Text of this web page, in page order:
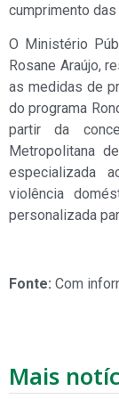
cumprimento das
O Ministério
Rosane Araújo,
as medidas de
do programa
partir da
Metropolitana
especializada
violência
personalizada
Fonte: Com
Mais